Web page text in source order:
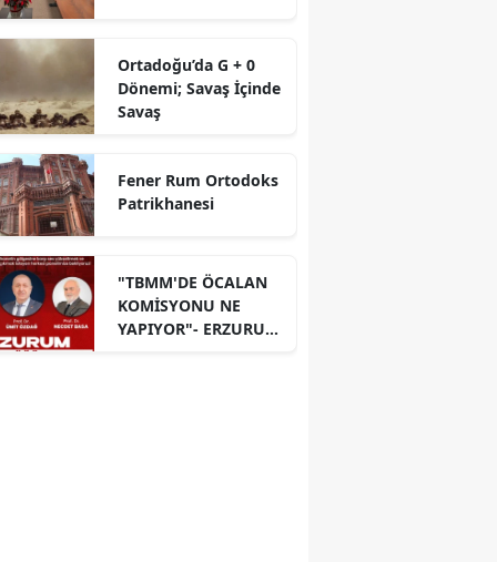
Ortadoğu’da G + 0
Dönemi; Savaş İçinde
Savaş
Fener Rum Ortodoks
Patrikhanesi
"TBMM'DE ÖCALAN
KOMİSYONU NE
YAPIYOR"- ERZURUM